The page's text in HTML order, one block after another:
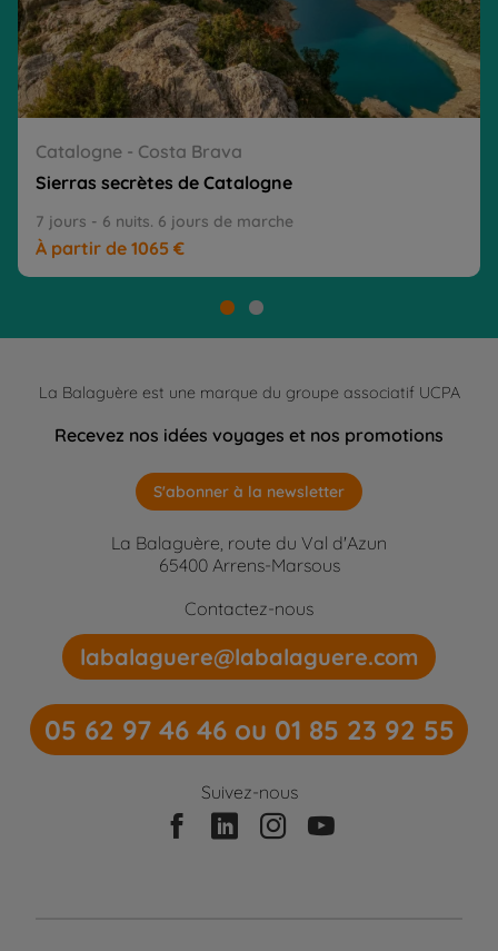
Catalogne - Costa Brava
Sierras secrètes de Catalogne
7 jours - 6 nuits. 6 jours de marche
À partir de 1065 €
La Balaguère est une marque du groupe associatif UCPA
Recevez nos idées voyages et nos promotions
S'abonner à la newsletter
La Balaguère, route du Val d'Azun
65400 Arrens-Marsous
Contactez-nous
labalaguere@labalaguere.com
05 62 97 46 46 ou 01 85 23 92 55
Suivez-nous